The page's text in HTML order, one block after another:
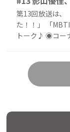
第13回放送は、
た！！」 「
トーク♪ ◉コー